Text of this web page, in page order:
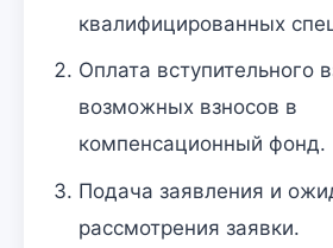
квалифицированных
Оплата вступительного
возможных взносов в
компенсационный фонд.
Подача заявления и
рассмотрения заявки.